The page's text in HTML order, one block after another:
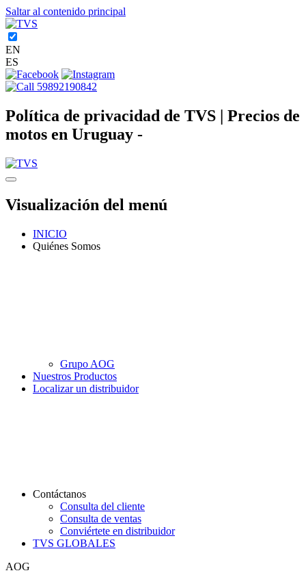
Saltar al contenido principal
EN
ES
59892190842
Política de privacidad de TVS | Precios de
motos en Uruguay -
Visualización del menú
INICIO
Quiénes Somos
Grupo AOG
Nuestros Productos
Localizar un distribuidor
Contáctanos
Consulta del cliente
Consulta de ventas
Conviértete en distribuidor
TVS GLOBALES
AOG